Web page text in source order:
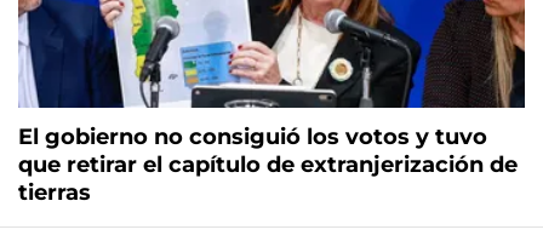
El gobierno no consiguió los votos y tuvo
que retirar el capítulo de extranjerización de
tierras